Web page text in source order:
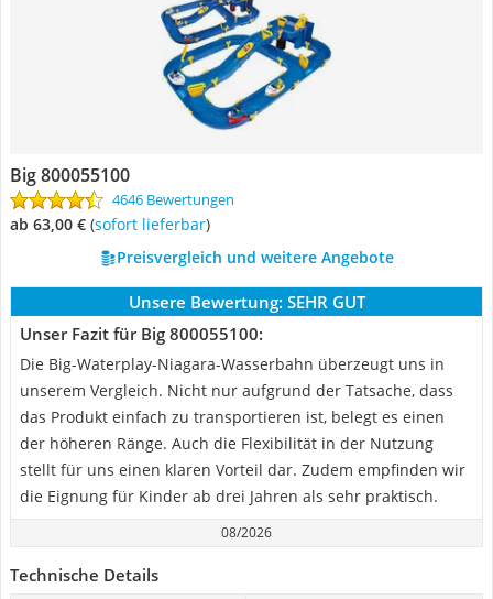
Big 800055100
4646 Bewertungen
ab 63,00 € ( Sofort lieferbar)
Preisvergleich und weitere Angebote
Unsere Bewertung: SEHR GUT
Unser Fazit für Big 800055100:
Die Big-Waterplay-Niagara-Wasserbahn überzeugt uns in
unserem Vergleich. Nicht nur aufgrund der Tatsache, dass
das Produkt einfach zu transportieren ist, belegt es einen
der höheren Ränge. Auch die Flexibilität in der Nutzung
stellt für uns einen klaren Vorteil dar. Zudem empfinden wir
die Eignung für Kinder ab drei Jahren als sehr praktisch.
08/2026
Technische Details